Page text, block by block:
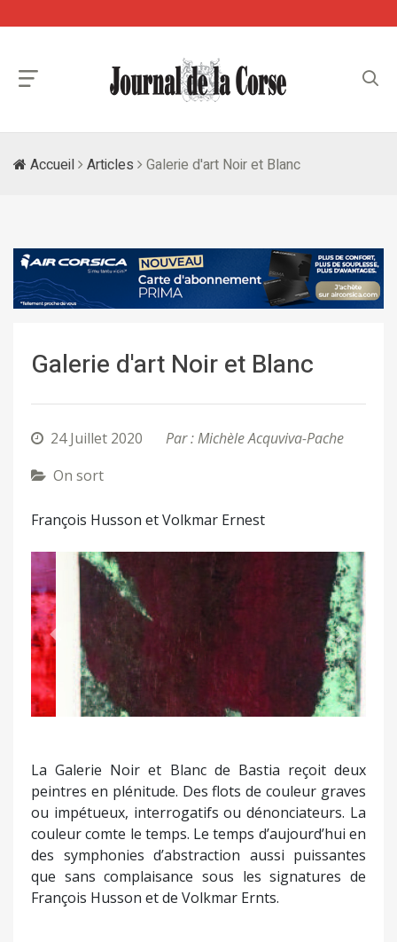
Accueil Articles Galerie d'art Noir et Blanc
Galerie d'art Noir et Blanc
24 Juillet 2020
Par : Michèle Acquviva-Pache
On sort
François Husson et Volkmar Ernest
Précédent Suivant
La Galerie Noir et Blanc de Bastia reçoit deux
peintres en plénitude. Des flots de couleur graves
ou impétueux, interrogatifs ou dénonciateurs. La
couleur comte le temps. Le temps d’aujourd’hui en
des symphonies d’abstraction aussi puissantes
que sans complaisance sous les signatures de
François Husson et de Volkmar Ernts.